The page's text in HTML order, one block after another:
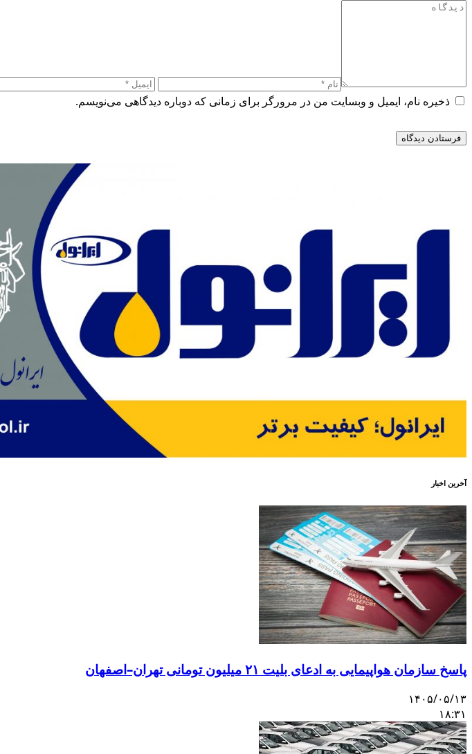
ذخیره نام، ایمیل و وبسایت من در مرورگر برای زمانی که دوباره دیدگاهی می‌نویسم.
آخرین اخبار
پاسخ سازمان هواپیمایی به ادعای بلیت ۲۱ میلیون تومانی تهران–اصفهان
۱۴۰۵/۰۵/۱۳
۱۸:۳۱